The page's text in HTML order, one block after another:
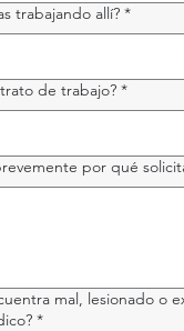
trabajando allí? *
de trabajo? *
por qué
mal, lesionado o
*